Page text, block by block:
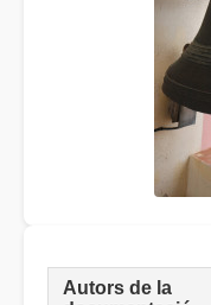
Autors de la